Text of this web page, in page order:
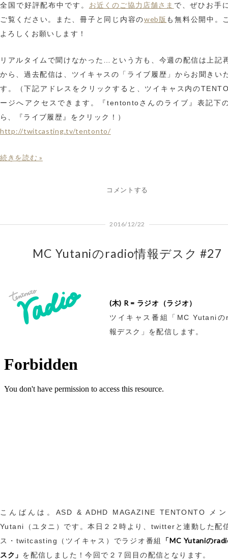
全国で好評配布中です。 お近くのご協力店舗さま で、ぜひお手
ご覧ください。また、冊子と同じ内容のweb版 も無料公開中。
よろしくお願いします！
リアルタイムで聞けなかった…という方も、今週の配信は上記
から、過去配信は、ツイキャスの「ライブ履歴」からお聞きい
す。（下記アドレスをクリックすると、ツイキャス内の
ージへアクセスできます。『tentontoさんのライブ』表記下
ら、『ライブ履歴』をクリック！）
http://twitcasting.tv/tentonto/
続きを読む »
コメントする
2016/12/22
MC Yutaniのradio情報デスク #27
(木) R = ラジオ（ラジオ）
ツイキャス番組「MC Yutani
報デスク」を配信します。
こんばんは。ASD & ADHD MAGAZINE TENTONTO メ
Yutani（ユタニ）です。本日２２時より、twitterと連動した配
ス・twitcasting（ツイキャス）でラジオ番組
「MC Yutaniの
スク」 を配信しました！今回で２７回目の配信となります。